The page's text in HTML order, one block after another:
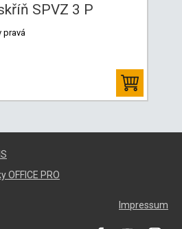
SPVZ 3 P
pravá
OFFICE PRO
Impressum